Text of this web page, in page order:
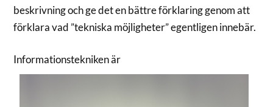
beskrivning och ge det en bättre förklaring genom att
förklara vad ”tekniska möjligheter” egentligen innebär.
Informationstekniken är